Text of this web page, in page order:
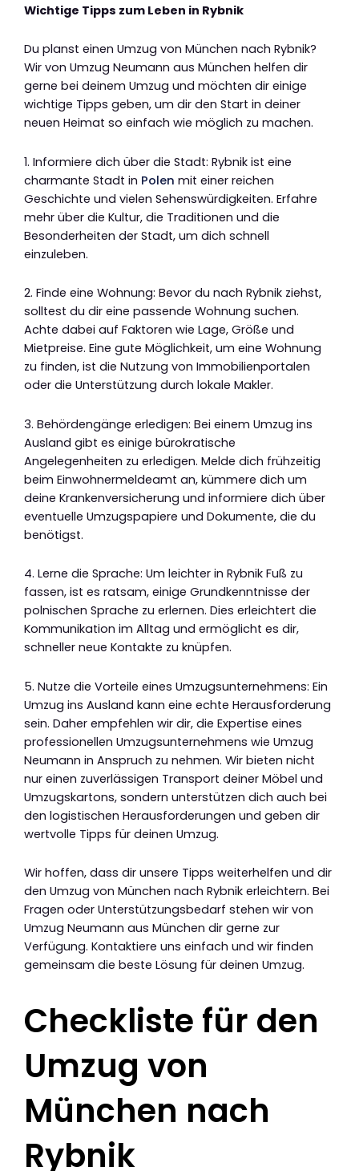
Wichtige Tipps zum Leben in Rybnik
Du planst einen Umzug von München nach Rybnik?
Wir von Umzug Neumann aus München helfen dir
gerne bei deinem Umzug und möchten dir einige
wichtige Tipps geben, um dir den Start in deiner
neuen Heimat so einfach wie möglich zu machen.
1. Informiere dich über die Stadt: Rybnik ist eine
charmante Stadt in Polen mit einer reichen
Geschichte und vielen Sehenswürdigkeiten. Erfahre
mehr über die Kultur, die Traditionen und die
Besonderheiten der Stadt, um dich schnell
einzuleben.
2. Finde eine Wohnung: Bevor du nach Rybnik ziehst,
solltest du dir eine passende Wohnung suchen.
Achte dabei auf Faktoren wie Lage, Größe und
Mietpreise. Eine gute Möglichkeit, um eine Wohnung
zu finden, ist die Nutzung von Immobilienportalen
oder die Unterstützung durch lokale Makler.
3. Behördengänge erledigen: Bei einem Umzug ins
Ausland gibt es einige bürokratische
Angelegenheiten zu erledigen. Melde dich frühzeitig
beim Einwohnermeldeamt an, kümmere dich um
deine Krankenversicherung und informiere dich über
eventuelle Umzugspapiere und Dokumente, die du
benötigst.
4. Lerne die Sprache: Um leichter in Rybnik Fuß zu
fassen, ist es ratsam, einige Grundkenntnisse der
polnischen Sprache zu erlernen. Dies erleichtert die
Kommunikation im Alltag und ermöglicht es dir,
schneller neue Kontakte zu knüpfen.
5. Nutze die Vorteile eines Umzugsunternehmens: Ein
Umzug ins Ausland kann eine echte Herausforderung
sein. Daher empfehlen wir dir, die Expertise eines
professionellen Umzugsunternehmens wie Umzug
Neumann in Anspruch zu nehmen. Wir bieten nicht
nur einen zuverlässigen Transport deiner Möbel und
Umzugskartons, sondern unterstützen dich auch bei
den logistischen Herausforderungen und geben dir
wertvolle Tipps für deinen Umzug.
Wir hoffen, dass dir unsere Tipps weiterhelfen und dir
den Umzug von München nach Rybnik erleichtern. Bei
Fragen oder Unterstützungsbedarf stehen wir von
Umzug Neumann aus München dir gerne zur
Verfügung. Kontaktiere uns einfach und wir finden
gemeinsam die beste Lösung für deinen Umzug.
Checkliste für den
Umzug von
München nach
Rybnik